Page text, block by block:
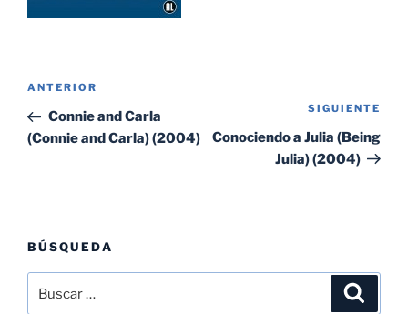
Navegación
entradas
Entrada
anterior:
ANTERIOR
Connie and Carla
(Connie and Carla) (2004)
SIGUIENTE
Conociendo a Julia (Being
Julia) (2004)
BÚSQUEDA
por: